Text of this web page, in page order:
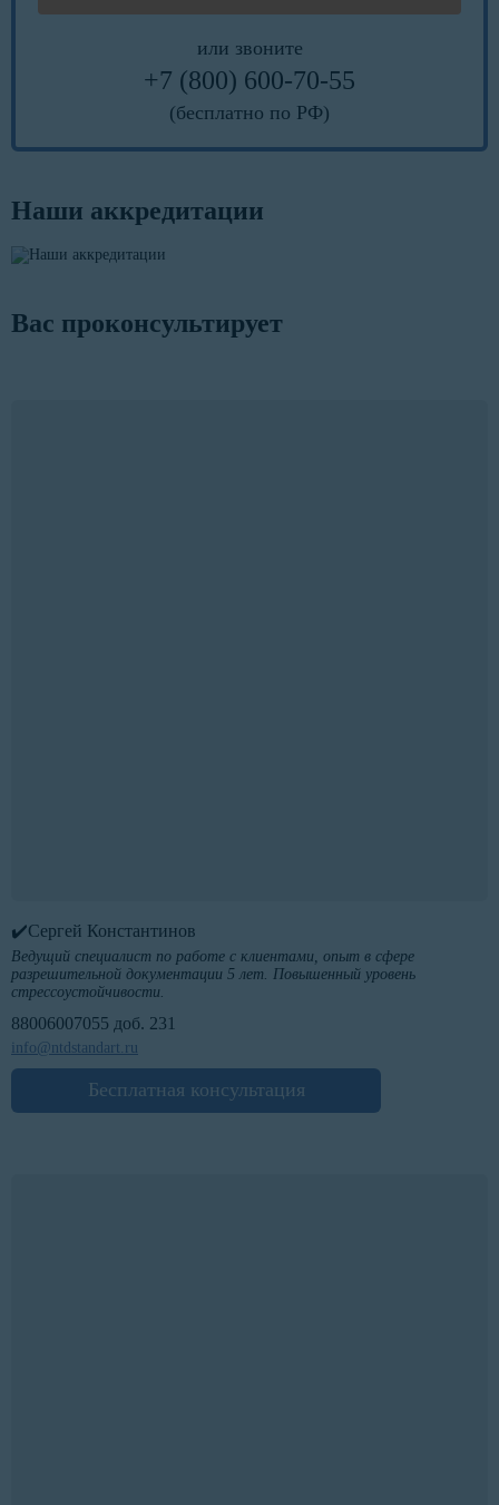
или звоните
+7 (800) 600-70-55
(бесплатно по РФ)
Наши аккредитации
Вас проконсультирует
✔️Сергей Константинов
Ведущий специалист по работе с клиентами, опыт в сфере
разрешительной документации 5 лет. Повышенный уровень
стрессоустойчивости.
88006007055 доб. 231
info@ntdstandart.ru
Бесплатная консультация